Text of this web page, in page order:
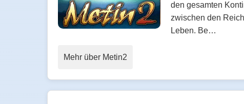
den gesamten
zwischen den
Leben. Be…
Mehr über Metin2